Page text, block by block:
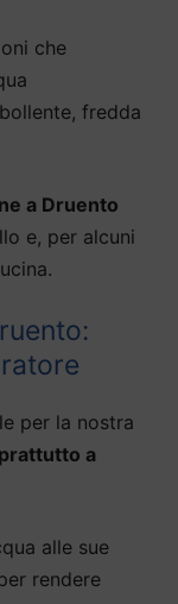
che
fredda
a Druento
e, per alcuni
per la nostra
a
alle sue
rendere